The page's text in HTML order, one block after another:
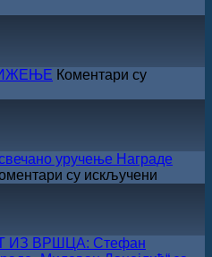
Коментари су
уручење Награде
су искључени
ИЗ ВРШЦА: Стефан